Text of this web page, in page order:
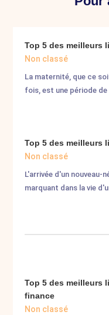
Top 5 des meilleurs
Non classé
La maternité, que ce
fois, est une période
Top 5 des meilleurs
Non classé
L'arrivée d'un nouveau-
marquant dans la vie
Top 5 des meilleurs
finance
Non classé